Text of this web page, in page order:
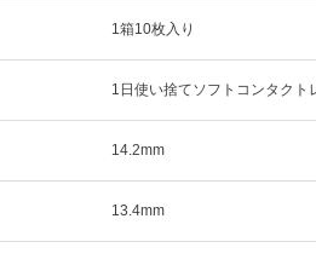
1箱10枚入り
1日使い捨てソフトコンタクト
14.2mm
13.4mm